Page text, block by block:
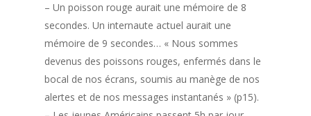
– Un poisson rouge aurait une mémoire de 8
secondes. Un internaute actuel aurait une
mémoire de 9 secondes… « Nous sommes
devenus des poissons rouges, enfermés dans le
bocal de nos écrans, soumis au manège de nos
alertes et de nos messages instantanés » (p15).